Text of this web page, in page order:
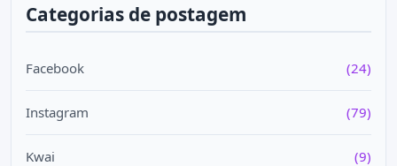
Categorias de postagem
Facebook (24)
Instagram (79)
Kwai (9)